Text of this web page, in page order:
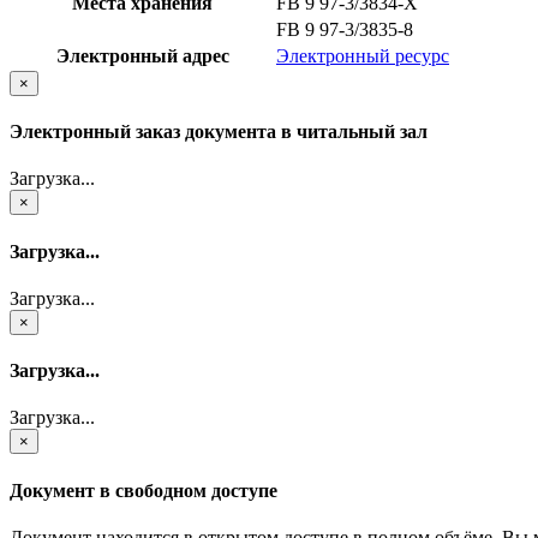
FB 9 97-3/3835-8
Электронный адрес
Электронный ресурс
×
Электронный заказ документа в читальный зал
Загрузка...
×
Загрузка...
Загрузка...
×
Загрузка...
Загрузка...
×
Документ в свободном доступе